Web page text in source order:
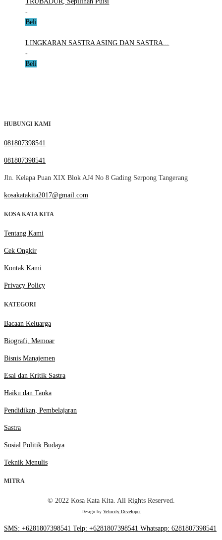
-
Beli
LINGKARAN SASTRA ASING DAN SASTRA...
-
Beli
HUBUNGI KAMI
081807398541
081807398541
Jln. Kelapa Puan XIX Blok AJ4 No 8 Gading Serpong Tangerang
kosakatakita2017@gmail.com
KOSA KATA KITA
Tentang Kami
Cek Ongkir
Kontak Kami
Privacy Policy
KATEGORI
Bacaan Keluarga
Biografi, Memoar
Bisnis Manajemen
Esai dan Kritik Sastra
Haiku dan Tanka
Pendidikan, Pembelajaran
Sastra
Sosial Politik Budaya
Teknik Menulis
MITRA
© 2022 Kosa Kata Kita. All Rights Reserved.
Design by Velocity Developer
SMS: +6281807398541 Telp: +6281807398541 Whatsapp: 6281807398541